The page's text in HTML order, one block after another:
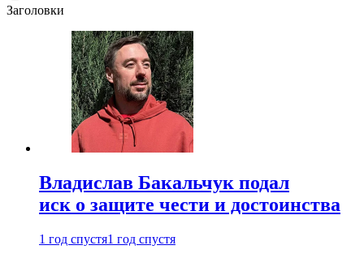
Заголовки
Владислав Бакальчук подал
иск о защите чести и достоинства
1 год спустя1 год спустя